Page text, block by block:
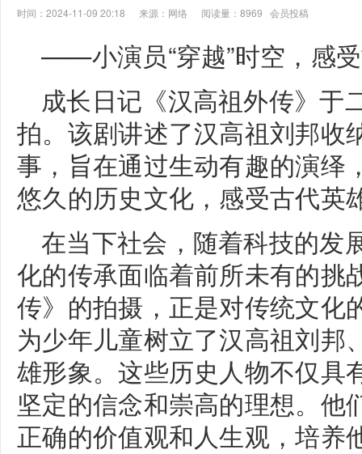
时间：2024-11-09 20:18 来源：网络 阅读量：8969 会员投稿
——小演员“穿越”时空，感
成长日记《汉高祖外传》于
拍。该剧讲述了汉高祖刘邦收
事，旨在通过生动有趣的演绎
悠久的历史文化，感受古代英
在当下社会，随着科技的发
化的传承面临着前所未有的挑
传》的拍摄，正是对传统文化
为少年儿童树立了汉高祖刘邦
雄形象。这些历史人物不仅具
坚定的信念和崇高的理想。他
正确的价值观和人生观，培养